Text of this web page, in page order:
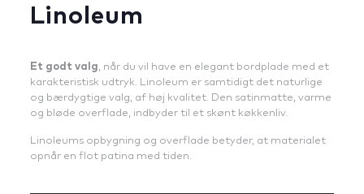
Linoleum
Et godt valg, når du vil have en elegant bordplade med et
karakteristisk udtryk. Linoleum er samtidigt det naturlige
og bærdygtige valg, af høj kvalitet. Den satinmatte, varme
og bløde overflade, indbyder til et skønt køkkenliv.
Linoleums opbygning og overflade betyder, at materialet
opnår en flot patina med tiden.